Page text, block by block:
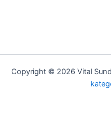
Copyright © 2026 Vital